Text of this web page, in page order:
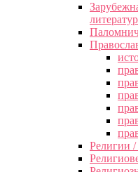
Религии /